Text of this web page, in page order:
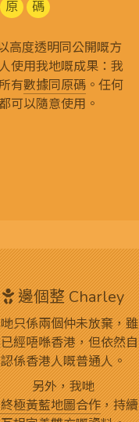
原 碼
高度透明同公開嘅方
使用我地嘅成果：我
有數據同原碼。任何
可以隨意使用。
邊個整 Charley
只係兩個仲未放棄，雖
經唔喺香港，但依然自
認係香港人嘅普通人。
另外，我哋
極黃藍地圖合作，持續